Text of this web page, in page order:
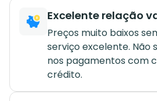
Excelente relação
Preços muito baixos
serviço excelente. Não
nos pagamentos com
crédito.